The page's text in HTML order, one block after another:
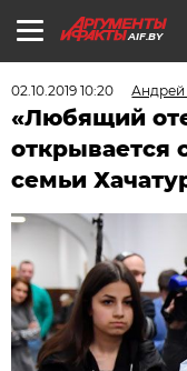
AIF.BY
02.10.2019 10:20
«Любящий
открывается
семьи